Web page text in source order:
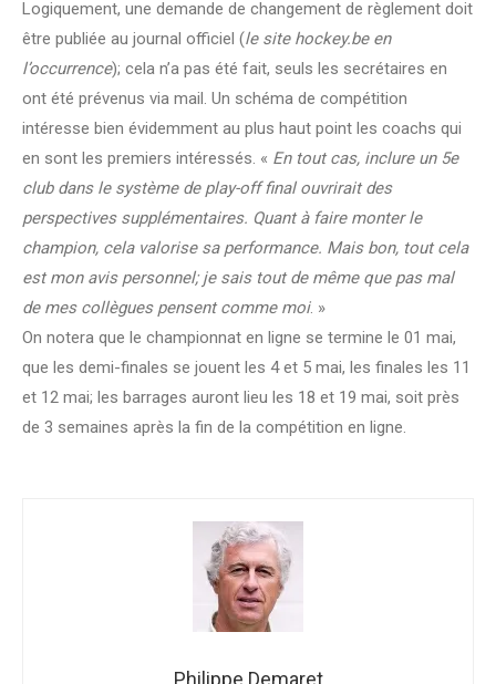
Logiquement, une demande de changement de règlement doit
être publiée au journal officiel (le site hockey.be en
l’occurrence); cela n’a pas été fait, seuls les secrétaires en
ont été prévenus via mail. Un schéma de compétition
intéresse bien évidemment au plus haut point les coachs qui
en sont les premiers intéressés. « En tout cas, inclure un 5e
club dans le système de play-off final ouvrirait des
perspectives supplémentaires. Quant à faire monter le
champion, cela valorise sa performance. Mais bon, tout cela
est mon avis personnel; je sais tout de même que pas mal
de mes collègues pensent comme moi. »
On notera que le championnat en ligne se termine le 01 mai,
que les demi-finales se jouent les 4 et 5 mai, les finales les 11
et 12 mai; les barrages auront lieu les 18 et 19 mai, soit près
de 3 semaines après la fin de la compétition en ligne.